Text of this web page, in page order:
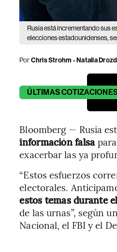
Rusia está incrementando sus
elecciones estadounidenses,
PorChris Strohm - Natalia
ÚLTIMAS
Bloomberg — Rusia
información falsa
exacerbar las ya
“Estos esfuerzos
electorales.
estos temas durante
de las urnas”, según
Nacional, el FBI y el